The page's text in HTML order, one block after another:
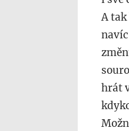
A
hrát